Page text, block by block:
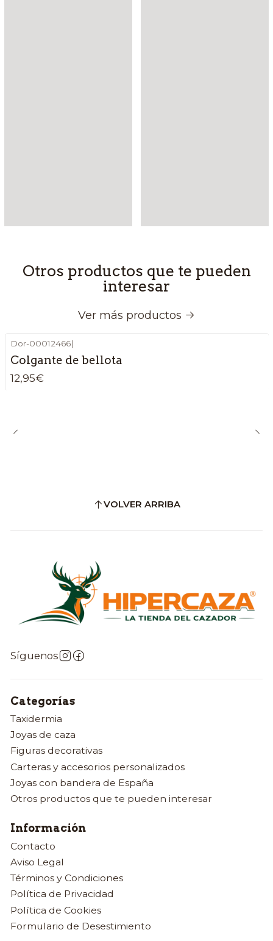
Otros productos que te pueden
interesar
Ver más productos
Dor-00012466|
Colgante de bellota
12,95€
VOLVER ARRIBA
Síguenos
Categorías
Taxidermia
Joyas de caza
Figuras decorativas
Carteras y accesorios personalizados
Joyas con bandera de España
Otros productos que te pueden interesar
Información
Contacto
Aviso Legal
Términos y Condiciones
Política de Privacidad
Política de Cookies
Formulario de Desestimiento